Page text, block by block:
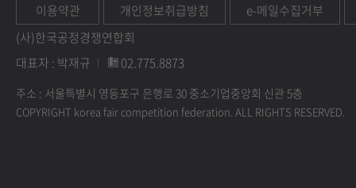
이용약관 개인정보취급방침
e-메일수집거부
(사)한국공정경쟁연합회
대표자 : 박재규
02.775.8873
주소 : 서울특별시 영등포구 은행로 30 중소기업중앙회 신관 5층
COPYRIGHT korea fair competition federation. ALL RIGHTS RESERVED.